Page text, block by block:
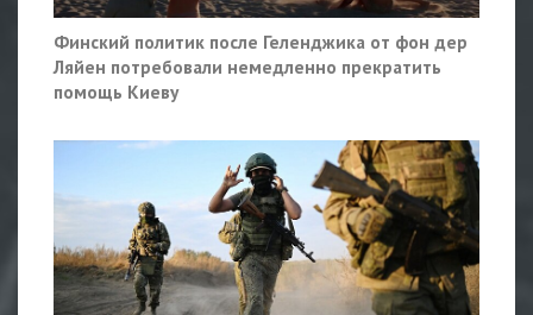
Финский политик после Геленджика от фон дер
Ляйен потребовали немедленно прекратить
помощь Киеву